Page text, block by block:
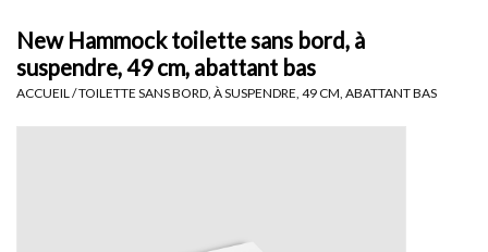
Ensembles de lave-mains
New Hammock toilette sans bord, à
suspendre, 49 cm, abattant bas
ACCUEIL /TOILETTE SANS BORD, À SUSPENDRE, 49 CM, ABATTANT BAS